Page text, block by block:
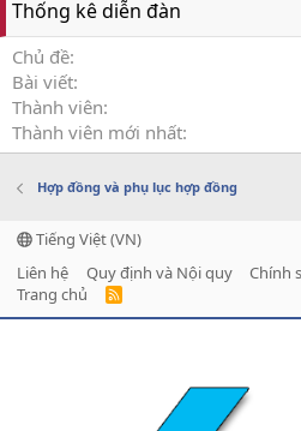
Thống kê diễn đàn
Chủ đề
Bài viết
Thành viên
Thành viên mới nhất
Hợp đồng và phụ lục hợp đồng
Tiếng Việt (VN)
Liên hệ
Quy định và Nội quy Chính
Trang chủ
R